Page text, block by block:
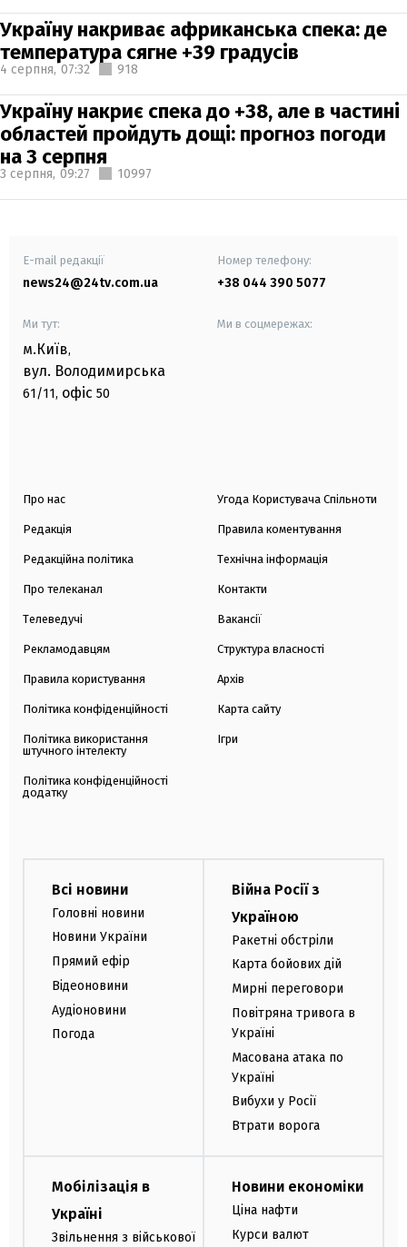
Україну накриває африканська спека: де
температура сягне +39 градусів
4 серпня, 07:32 918
Україну накриє спека до +38, але в частині
областей пройдуть дощі: прогноз погоди
на 3 серпня
3 серпня, 09:27 10997
E-mail редакції
news24@24tv.com.ua
Номер телефону:
+38 044 390 5077
Ми тут:
м.Київ,
вул. Володимирська
61/11, офіс 50
Ми в соцмережах:
Про нас
Редакція
Редакційна політика
Про телеканал
Телеведучі
Рекламодавцям
Правила користування
Політика конфіденційності
Політика використання
штучного інтелекту
Політика конфіденційності
додатку
Угода Користувача Спільноти
Правила коментування
Технічна інформація
Контакти
Вакансії
Структура власності
Архів
Карта сайту
Ігри
Всі новини
Головні новини
Новини України
Прямий ефір
Відеоновини
Аудіоновини
Погода
Війна Росії з
Україною
Ракетні обстріли
Карта бойових дій
Мирні переговори
Повітряна тривога в
Україні
Масована атака по
Україні
Вибухи у Росії
Втрати ворога
Мобілізація в
Україні
Звільнення з військової
Новини економіки
Ціна нафти
Курси валют